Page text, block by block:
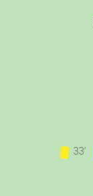
33’